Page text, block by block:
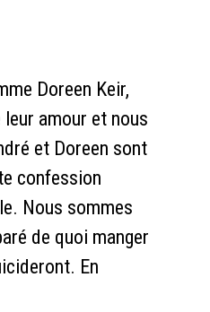
Doreen Keir,
amour et nous
et Doreen sont
confession
Nous sommes
de quoi manger
En